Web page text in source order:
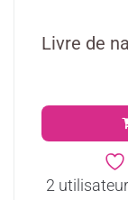
Livre de
2